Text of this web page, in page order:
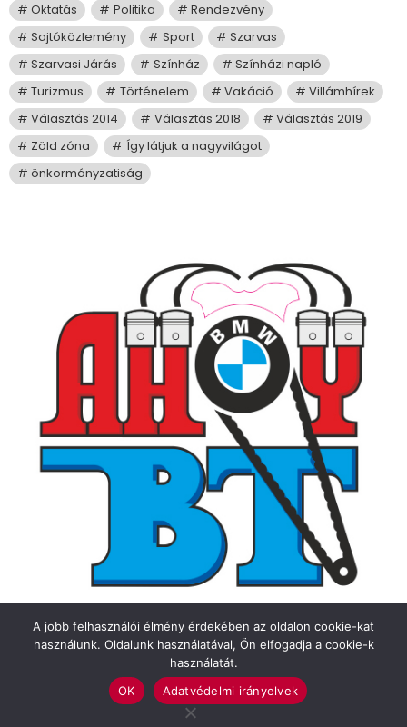
Oktatás
Politika
Rendezvény
Sajtóközlemény
Sport
Szarvas
Szarvasi Járás
Színház
Színházi napló
Turizmus
Történelem Vakáció
Villámhírek
Választás 2014
Választás 2018
Választás 2019
Zöld zóna
Így látjuk a nagyvilágot
önkormányzatiság
Felhasználási feltételek
Impresszum
A jobb felhasználói élmény érdekében az oldalon cookie-kat
használunk. Oldalunk használatával, Ön elfogadja a cookie-k
használatát.
OK
Adatvédelmi irányelvek